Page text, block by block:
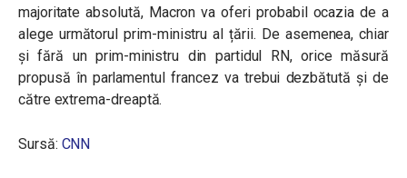
majoritate absolută, Macron va oferi probabil ocazia de a
alege următorul prim-ministru al țării. De asemenea, chiar
și fără un prim-ministru din partidul RN, orice măsură
propusă în parlamentul francez va trebui dezbătută și de
către extrema-dreaptă.
Sursă: CNN